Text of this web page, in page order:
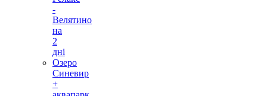
-
Велятино
на
2
дні
Озеро
Синевир
+